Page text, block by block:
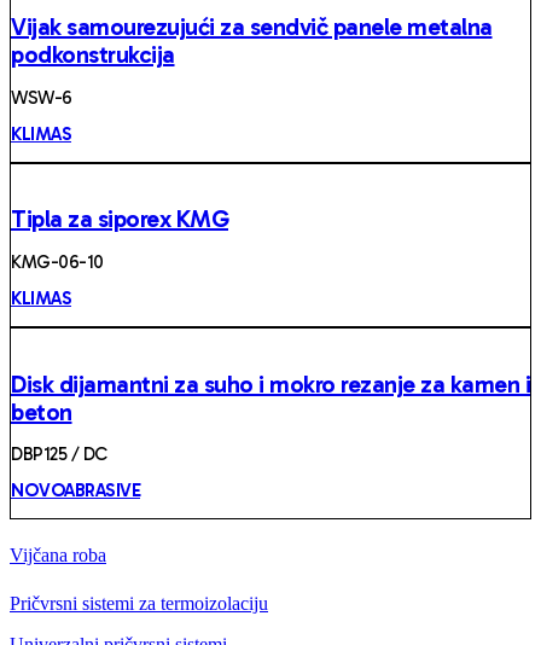
Vijak samourezujući za sendvič panele metalna
podkonstrukcija
WSW-6
KLIMAS
Tipla za siporex KMG
KMG-06-10
KLIMAS
Disk dijamantni za suho i mokro rezanje za kamen i
beton
DBP125 / DC
NOVOABRASIVE
Vijčana roba
Pričvrsni sistemi za termoizolaciju